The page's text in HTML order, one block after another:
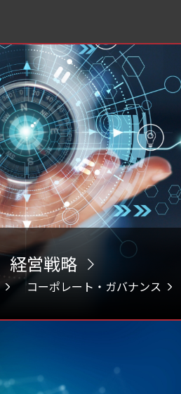
経営戦略
コーポレート・ガバナンス